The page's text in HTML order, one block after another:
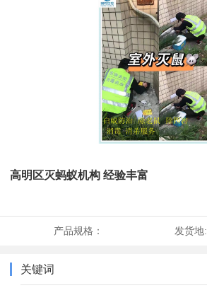
高明区灭蚂蚁机构 经验丰富
产品规格： 发货地:
关键词